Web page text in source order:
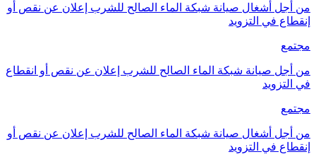
من أجل أشغال صيانة شبكة الماء الصالح للشرب إعلان عن نقص أو
إنقطاع في التزويد
مجتمع
من أجل صيانة شبكة الماء الصالح للشرب إعلان عن نقص أو انقطاع
في التزويد
مجتمع
من أجل أشغال صيانة شبكة الماء الصالح للشرب إعلان عن نقص أو
إنقطاع في التزويد